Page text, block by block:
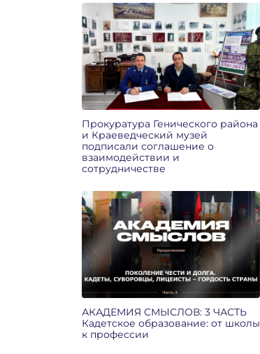
Прокуратура Генического района
и Краеведческий музей
подписали соглашение о
взаимодействии и
сотрудничестве
АКАДЕМИЯ СМЫСЛОВ: 3 ЧАСТЬ
Кадетское образование: от школы
к профессии